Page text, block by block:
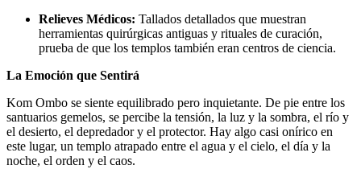
Relieves Médicos: Tallados detallados que muestran
herramientas quirúrgicas antiguas y rituales de curación,
prueba de que los templos también eran centros de ciencia.
La Emoción que Sentirá
Kom Ombo se siente equilibrado pero inquietante. De pie entre los
santuarios gemelos, se percibe la tensión, la luz y la sombra, el río y
el desierto, el depredador y el protector. Hay algo casi onírico en
este lugar, un templo atrapado entre el agua y el cielo, el día y la
noche, el orden y el caos.